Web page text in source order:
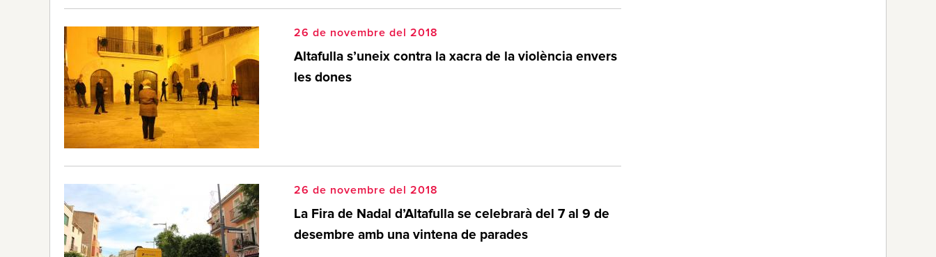
26 de novembre del 2018
Altafulla s’uneix contra la xacra de la violència envers
les dones
26 de novembre del 2018
La Fira de Nadal d’Altafulla se celebrarà del 7 al 9 de
desembre amb una vintena de parades